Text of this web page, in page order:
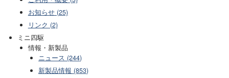
お知らせ (25)
リンク (2)
ミニ四駆
情報・新製品
ニュース (244)
新製品情報 (853)